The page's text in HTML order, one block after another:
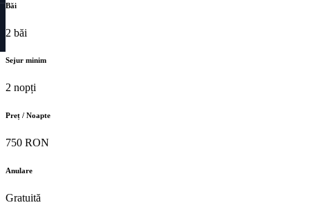
Băi
2 băi
Sejur minim
2 nopți
Preț / Noapte
750 RON
Anulare
Gratuită